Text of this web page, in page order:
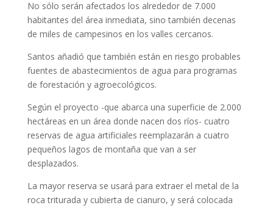
No sólo serán afectados los alrededor de 7.000
habitantes del área inmediata, sino también decenas
de miles de campesinos en los valles cercanos.
Santos añadió que también están en riesgo probables
fuentes de abastecimientos de agua para programas
de forestación y agroecológicos.
Según el proyecto -que abarca una superficie de 2.000
hectáreas en un área donde nacen dos ríos- cuatro
reservas de agua artificiales reemplazarán a cuatro
pequeños lagos de montaña que van a ser
desplazados.
La mayor reserva se usará para extraer el metal de la
roca triturada y cubierta de cianuro, y será colocada